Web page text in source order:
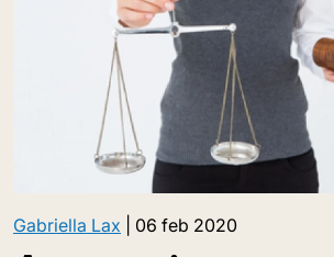
Gabriella Lax 06 feb 2020